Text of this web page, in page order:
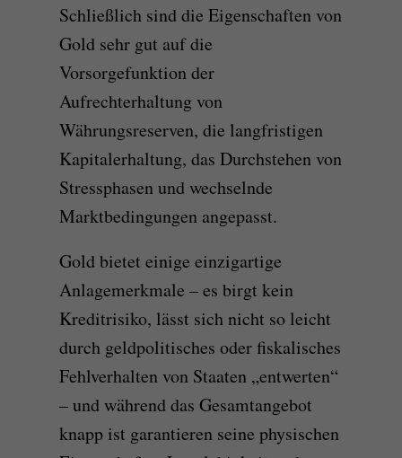
Schließlich sind die Eigenschaften von
Gold sehr gut auf die
Vorsorgefunktion der
Aufrechterhaltung von
Währungsreserven, die langfristigen
Kapitalerhaltung, das Durchstehen von
Stressphasen und wechselnde
Marktbedingungen angepasst.
Gold bietet einige einzigartige
Anlagemerkmale – es birgt kein
Kreditrisiko, lässt sich nicht so leicht
durch geldpolitisches oder fiskalisches
Fehlverhalten von Staaten „entwerten“
– und während das Gesamtangebot
knapp ist garantieren seine physischen